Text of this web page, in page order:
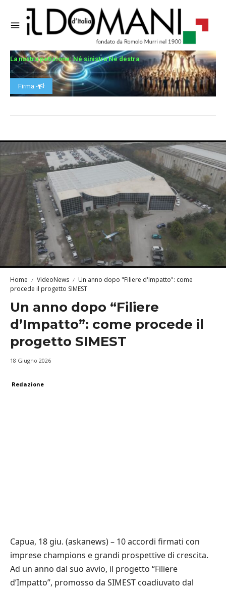
La nostra petizione: Né sinistra Né destra
Firma -
Home VideoNews
Un anno dopo "Filiere d'Impatto": come
procede il progetto SIMEST
Un anno dopo “Filiere
d’Impatto”: come procede il
progetto SIMEST
18 Giugno 2026
Redazione
Capua, 18 giu. (askanews) – 10 accordi firmati con
imprese champions e grandi prospettive di crescita.
Ad un anno dal suo avvio, il progetto “Filiere
d’Impatto”, promosso da SIMEST coadiuvato dal